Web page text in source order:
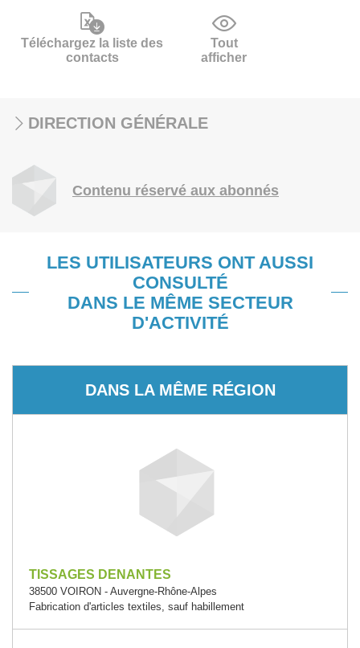
Téléchargez la liste des
contacts
Tout
afficher
DIRECTION GÉNÉRALE
Contenu réservé aux abonnés
LES UTILISATEURS ONT AUSSI
CONSULTÉ
DANS LE MÊME SECTEUR
D'ACTIVITÉ
DANS LA MÊME RÉGION
TISSAGES DENANTES
38500 VOIRON - Auvergne-Rhône-Alpes
Fabrication d'articles textiles, sauf habillement